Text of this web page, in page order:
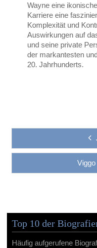
Wayne eine
Karriere eine
Komplexität und
Auswirkungen auf
und seine private
der markantesten
20. Jahrhunderts.
Top 10 der
Häufig aufgerufene